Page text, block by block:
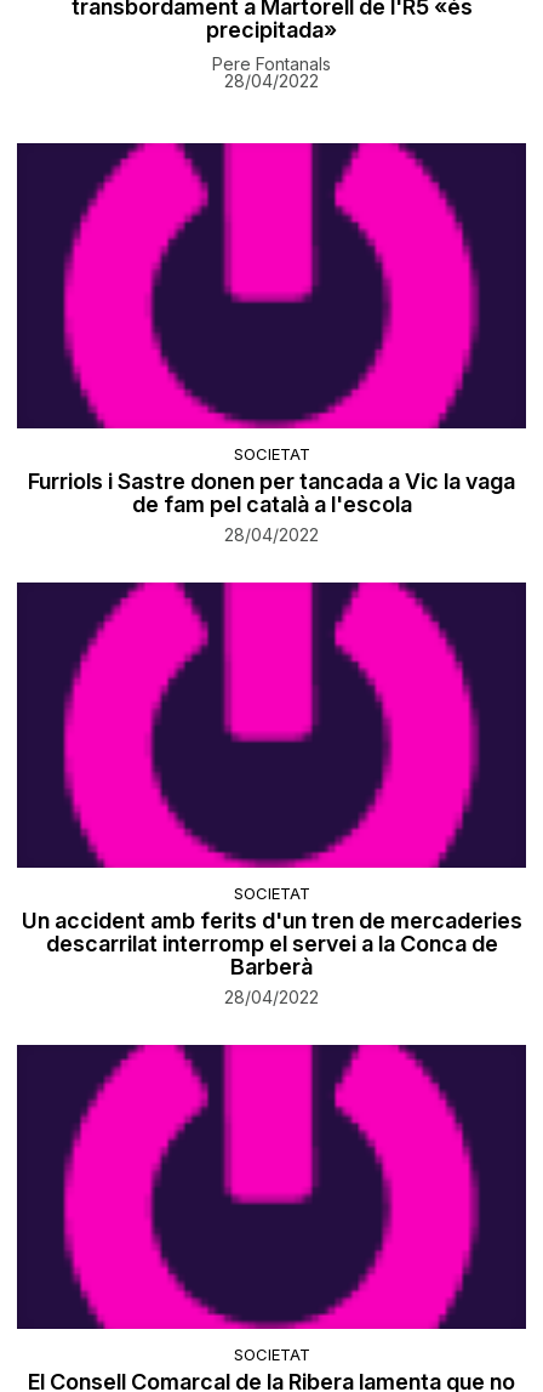
transbordament a Martorell de l'R5 «és
precipitada»
Pere Fontanals
28/04/2022
SOCIETAT
Furriols i Sastre donen per tancada a Vic la vaga
de fam pel català a l'escola
28/04/2022
SOCIETAT
Un accident amb ferits d'un tren de mercaderies
descarrilat interromp el servei a la Conca de
Barberà
28/04/2022
SOCIETAT
El Consell Comarcal de la Ribera lamenta que no